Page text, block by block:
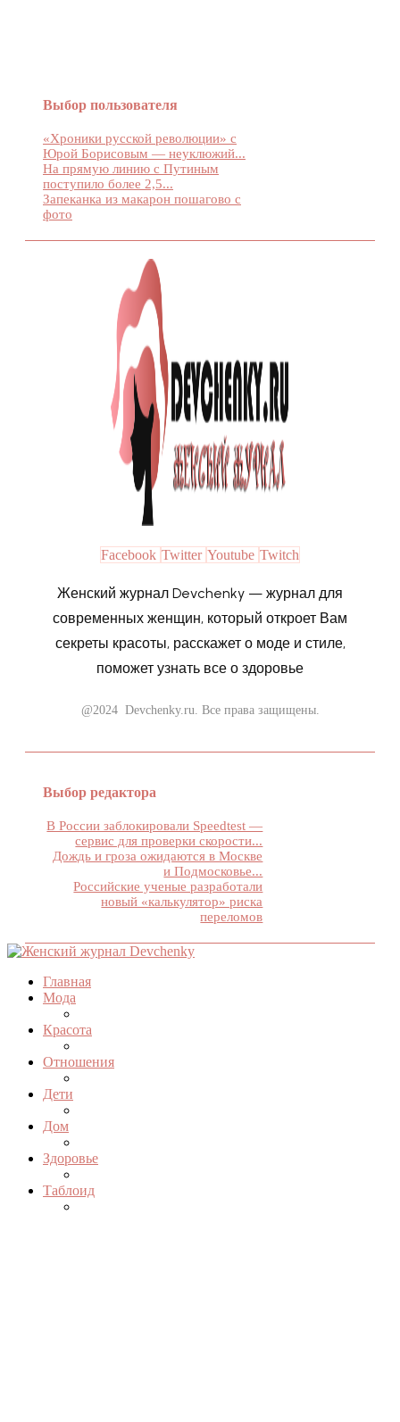
Выбор пользователя
«Хроники русской революции» с
Юрой Борисовым — неуклюжий...
На прямую линию с Путиным
поступило более 2,5...
Запеканка из макарон пошагово с
фото
Facebook Twitter Youtube Twitch
Женский журнал Devchenky — журнал для
современных женщин, который откроет Вам
секреты красоты, расскажет о моде и стиле,
поможет узнать все о здоровье
@2024 Devchenky.ru. Все права защищены.
Выбор редактора
В России заблокировали Speedtest —
сервис для проверки скорости...
Дождь и гроза ожидаются в Москве
и Подмосковье...
Российские ученые разработали
новый «калькулятор» риска
переломов
Главная
Мода
Красота
Отношения
Дети
Дом
Здоровье
Таблоид